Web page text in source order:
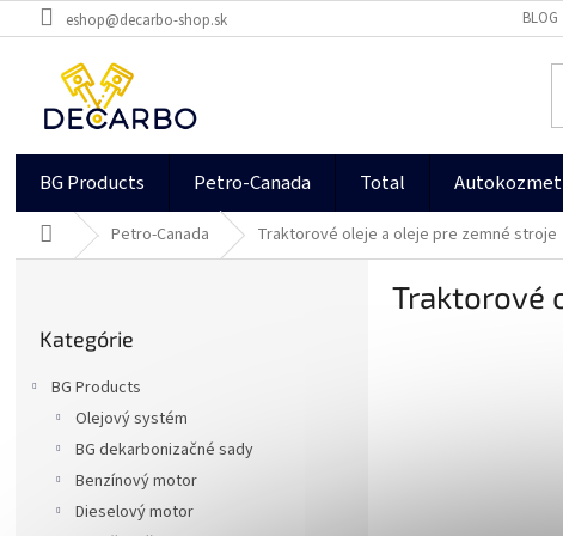
Prejsť
na
eshop@decarbo-shop.sk BLOG
BG Products Petro-Canada Total
DomovPetro-Canada Traktorové oleje a oleje pre zemné stroje
kategórie
Kategórie
BG Products
Olejový systém
BG dekarbonizačné sady
Benzínový motor
Dieselový motor
Traktorové